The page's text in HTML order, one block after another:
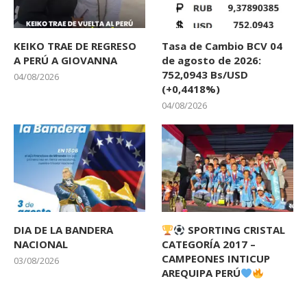
KEIKO TRAE DE REGRESO
A PERÚ A GIOVANNA
04/08/2026
Tasa de Cambio BCV 04
de agosto de 2026:
752,0943 Bs/USD
(+0,4418%)
04/08/2026
DIA DE LA BANDERA
NACIONAL
03/08/2026
SPORTING CRISTAL
CATEGORÍA 2017 –
CAMPEONES INTICUP
AREQUIPA PERÚ